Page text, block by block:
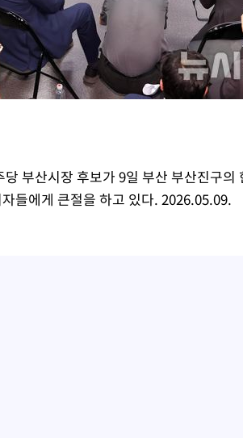
부산시장 후보가 9일 부산 부산진구의
들에게 큰절을 하고 있다. 2026.05.09.
1
아
다'
3
4